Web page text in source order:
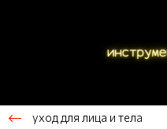
уход для лица и тела